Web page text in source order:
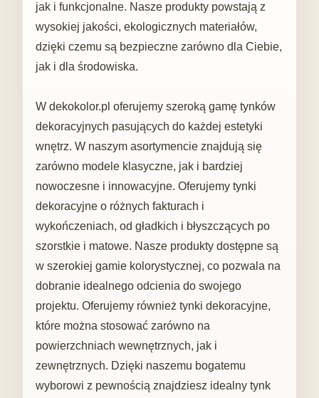
jak i funkcjonalne. Nasze produkty powstają z
wysokiej jakości, ekologicznych materiałów,
dzięki czemu są bezpieczne zarówno dla Ciebie,
jak i dla środowiska.
W dekokolor.pl oferujemy szeroką gamę tynków
dekoracyjnych pasujących do każdej estetyki
wnętrz. W naszym asortymencie znajdują się
zarówno modele klasyczne, jak i bardziej
nowoczesne i innowacyjne. Oferujemy tynki
dekoracyjne o różnych fakturach i
wykończeniach, od gładkich i błyszczących po
szorstkie i matowe. Nasze produkty dostępne są
w szerokiej gamie kolorystycznej, co pozwala na
dobranie idealnego odcienia do swojego
projektu. Oferujemy również tynki dekoracyjne,
które można stosować zarówno na
powierzchniach wewnętrznych, jak i
zewnętrznych. Dzięki naszemu bogatemu
wyborowi z pewnością znajdziesz idealny tynk